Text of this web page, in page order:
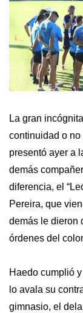
La gran
continuidad o
presentó ayer a
demás
diferencia, el
Pereira, que
demás le dieron
órdenes del
Haedo cumplió
lo avala su
gimnasio, el